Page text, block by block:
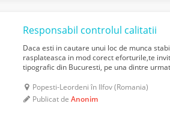
Responsabil controlul calitatii
Daca esti in cautare unui loc de munca
rasplateasca in mod corect eforturile,te
tipografic din Bucuresti, pe una dintre
Popesti-Leordeni în Ilfov (Romania)
Publicat deAnonim